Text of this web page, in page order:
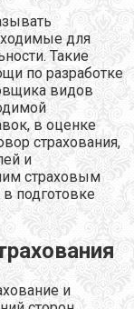
для
Такие
по разработке
видов
в оценке
страхования,
и
страховым
подготовке
и